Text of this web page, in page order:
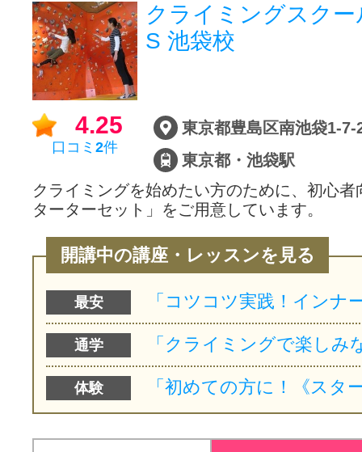
クライミングスク
S 池袋校
4.25
口コミ 2件
東京都豊島区南池袋1-7-
東京都・池袋駅
クライミングを始めたい方のために、初心者
ターターセット」をご用意してい
開講中の講座・レッスンを見る
最安
通学
体験